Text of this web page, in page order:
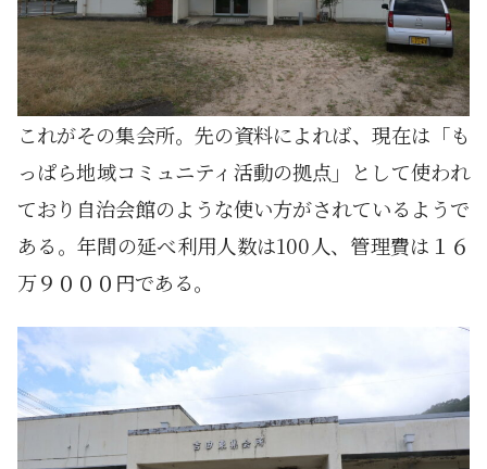
これがその集会所。先の資料によれば、現在は「も
っぱら地域コミュニティ活動の拠点」として使われ
ており自治会館のような使い方がされているようで
ある。年間の延べ利用人数は100人、管理費は１６
万９０００円である。